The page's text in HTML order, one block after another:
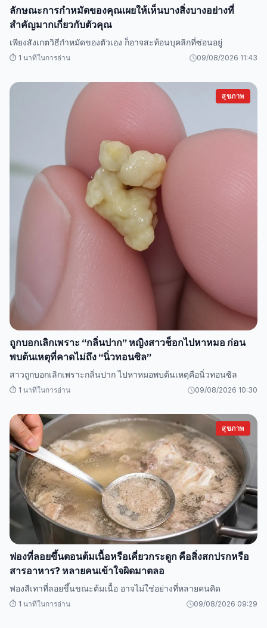
ลักษณะการกำหมัดของคุณเผยให้เห็นบางสิ่งบางอย่างที่
สำคัญมากเกี่ยวกับตัวคุณ
เพียงสังเกตวิธีกำหมัดของตัวเอง ก็อาจสะท้อนบุคลิกที่ซ่อนอยู่
⏱️ 1 นาทีในการอ่าน 09/08/2026 11:43
สุขภาพ
ถูกบอกเลิกเพราะ “กลิ่นปาก” หญิงสาวช็อกไปหาหมอ ก่อน
พบต้นเหตุที่คาดไม่ถึง “นิ่วทอนซิล”
สาวถูกบอกเลิกเพราะกลิ่นปาก ไปหาหมอพบต้นเหตุคือนิ่วทอนซิล
⏱️ 1 นาทีในการอ่าน 09/08/2026 10:30
สุขภาพ
ฟองที่ลอยขึ้นตอนต้มเนื้อหรือเคี่ยวกระดูก คือสิ่งสกปรกหรือ
สารอาหาร? หลายคนเข้าใจผิดมาตลอ
ฟองสีเทาที่ลอยขึ้นขณะต้มเนื้อ อาจไม่ใช่อย่างที่หลายคนคิด
⏱️ 1 นาทีในการอ่าน 09/08/2026 09:29